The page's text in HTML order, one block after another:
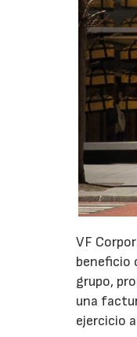
VF
beneficio
grupo,
una
ejercicio